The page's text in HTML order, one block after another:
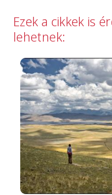
Ezek a cikkek is
lehetnek:
Image